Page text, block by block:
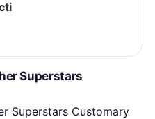
Superstars
Superstars Customary